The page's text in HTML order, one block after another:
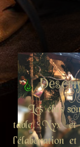
Les élus
table. Nyx et
l'élaboration